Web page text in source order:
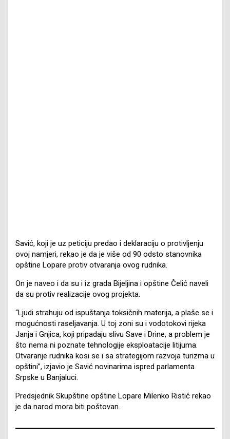
Savić, koji je uz peticiju predao i deklaraciju o protivljenju
ovoj namjeri, rekao je da je više od 90 odsto stanovnika
opštine Lopare protiv otvaranja ovog rudnika.
On je naveo i da su i iz grada Bijeljina i opštine Čelić naveli
da su protiv realizacije ovog projekta.
“Ljudi strahuju od ispuštanja toksičnih materija, a plaše se i
mogućnosti raseljavanja. U toj zoni su i vodotokovi rijeka
Janja i Gnjica, koji pripadaju slivu Save i Drine, a problem je
što nema ni poznate tehnologije eksploatacije litijuma.
Otvaranje rudnika kosi se i sa strategijom razvoja turizma u
opštini”, izjavio je Savić novinarima ispred parlamenta
Srpske u Banjaluci.
Predsjednik Skupštine opštine Lopare Milenko Ristić rekao
je da narod mora biti poštovan.